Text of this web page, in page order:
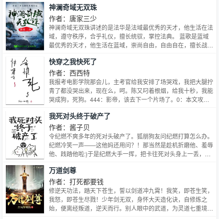
神澜奇域无双珠
作者：唐家三少
神澜奇域无双珠讲述的是法华是法域最优秀的天才，他生活在法
域，遵守秩序，合乎礼仪，擅长统驭，掌控法典。 蓝歌是蓝域
最优秀的天才，他生活在蓝域，崇尚自由，自由自在，擅长战
快穿之我快死了
作者：西西特
我报考电影学院那会儿，主考官给我安排了场哭戏，我把大腿拧
青了都没哭出来，现在么，呵。陈又叼着根烟，给我十秒，我能
哭成狗，死狗。444：影帝，该去下一个片场了。0：本文攻受
无脑文，这是无脑文！4:精分攻，1v15：作者脑子有深坑，拒
绝填补6：全文架空7：双C控慎入8，理智看文，请勿人参公
鸡，不合胃口，欢迎点叉，谢谢。
我死对头终于破产了
作者：酱子贝
令纪燃不爽多年的死对头破产了。狐朋狗友问纪燃打算怎么办。
纪燃冷笑一声——这他妈还用问？！那当然是趁机折磨他、羞辱
他、践踏他啦:)于是纪燃大手一挥，把卡往死对头身上一丢，张
着身上的阵阵酸疼，想起昨晚受过的苦，挨过的‘打’和流过的
泪……日你妈。亏你妈大发了。狗比秦满，我杀了你。——【秦
满攻x纪燃受】
万道剑尊
作者：打死都要钱
修逆天功法，踏天下苍生，誓以剑道冲九霄！我笑，即苍生笑，
我怒，即苍生尽戮！少年剑无双，身怀大天造化诀，自修炼之
始，便离经叛道，逆天而行。别人眼中的武道，为灵道七重境、